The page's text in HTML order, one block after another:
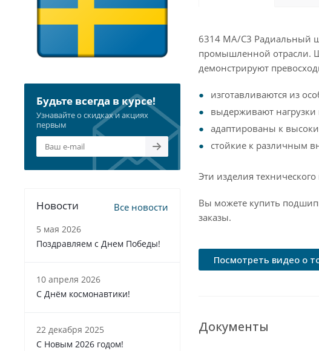
6314 MA/C3 Радиальный
промышленной отрасли.
демонстрируют
изготавливаются из
выдерживают
адаптированы к
стойкие к различным
Эти изделия
Вы можете купить
заказы.
Посмотреть видео о
Документы
Будьте всегда в курсе!
Узнавайте о скидках и акциях
первым
Новости Все новости
5 мая 2026
Поздравляем с Днем Победы!
10 апреля 2026
С Днём космонавтики!
22 декабря 2025
C Новым 2026 годом!